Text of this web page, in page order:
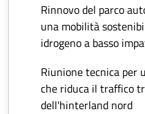
Rinnovo del parco
una mobilità
idrogeno a basso
Riunione tecnica per
che riduca il traffico
dell'hinterland nord